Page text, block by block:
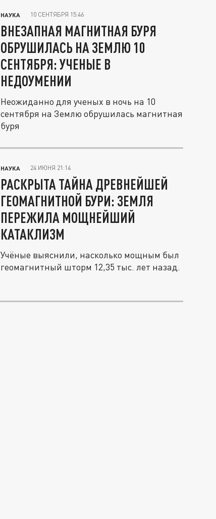
НАУКА 10 СЕНТЯБРЯ 15:46
ВНЕЗАПНАЯ МАГНИТНАЯ БУРЯ
ОБРУШИЛАСЬ НА ЗЕМЛЮ 10
СЕНТЯБРЯ: УЧЕНЫЕ В
НЕДОУМЕНИИ
Неожиданно для ученых в ночь на 10
сентября на Землю обрушилась магнитная
буря
НАУКА 24 ИЮНЯ 21:14
РАСКРЫТА ТАЙНА ДРЕВНЕЙШЕЙ
ГЕОМАГНИТНОЙ БУРИ: ЗЕМЛЯ
ПЕРЕЖИЛА МОЩНЕЙШИЙ
КАТАКЛИЗМ
Учёные выяснили, насколько мощным был
геомагнитный шторм 12,35 тыс. лет назад.